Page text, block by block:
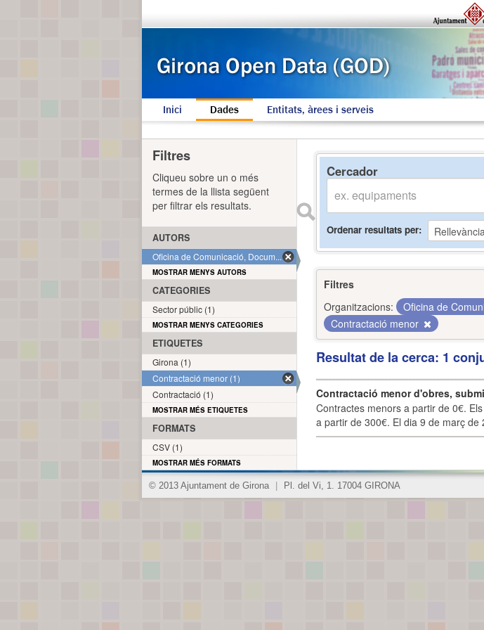
Inici Dades Entitats, àrees i serveis
Cercador
Ordenar resultats per
Filtres
Organitzacions:
Oficina de
Contractació menor
Resultat de la cerca: 1
Contractació menor d'obres,
Contractes menors a partir de 0€.
a partir de 300€. El dia 9 de març
Filtres
Cliqueu sobre un o més
termes de la llista següent
per filtrar els resultats.
AUTORS
Oficina de Comunicació, Docum... (1)
MOSTRAR MENYS AUTORS
CATEGORIES
Sector públic (1)
MOSTRAR MENYS CATEGORIES
ETIQUETES
Girona (1)
Contractació menor (1)
Contractació (1)
MOSTRAR MÉS ETIQUETES
FORMATS
CSV (1)
MOSTRAR MÉS FORMATS
© 2013 Ajuntament de Girona Pl. del Vi, 1. 17004 GIRONA